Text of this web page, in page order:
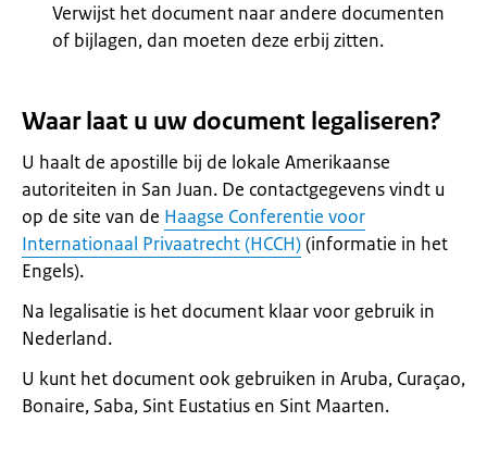
Verwijst het document naar andere documenten
of bijlagen, dan moeten deze erbij zitten.
Waar laat u uw document legaliseren?
U haalt de apostille bij de lokale Amerikaanse
autoriteiten in San Juan. De contactgegevens vindt u
op de site van de Haagse Conferentie voor
Internationaal Privaatrecht (HCCH)(informatie in het
Engels).
Na legalisatie is het document klaar voor gebruik in
Nederland.
U kunt het document ook gebruiken in Aruba, Curaçao,
Bonaire, Saba, Sint Eustatius en Sint Maarten.